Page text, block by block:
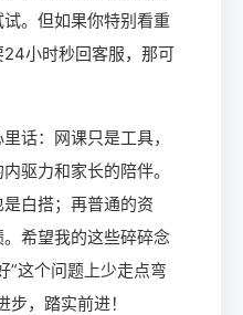
。但如果你特别看重
小时秒回客服，那可
话：网课只是工具，
驱力和家长的陪伴。
白搭；再普通的资
希望我的这些碎碎念
”这个问题上少走点弯
，踏实前进！